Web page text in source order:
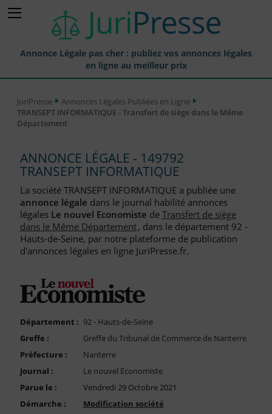
Annonce Légale pas cher : publiez vos annonces légales
en ligne au meilleur prix
Annonces Légales Publiées
Journaux Habilités (JAL) Annonces Légales
Liste des Greffes
Liste des CCI
Le Blog pour les Entreprises
Nous Contacter
Compte PRO
JuriPresse
Annonces Légales Publiées en Ligne
TRANSEPT INFORMATIQUE - Transfert de siège dans le Même
Département
ANNONCE LÉGALE - 149792
TRANSEPT INFORMATIQUE
La société TRANSEPT INFORMATIQUE a publiée une
annonce légale dans le journal habilité annonces
légales Le nouvel Economiste deTransfert de siège
dans le Même Département, dans le département 92 -
Hauts-de-Seine, par notre plateforme de publication
d'annonces légales en ligne JuriPresse.fr.
Département : 92 - Hauts-de-Seine
Greffe :
Greffe du Tribunal de Commerce de Nanterre
Préfecture :
Nanterre
Journal :
Le nouvel Economiste
Parue le :
Vendredi 29 Octobre 2021
Démarche :
Modification société